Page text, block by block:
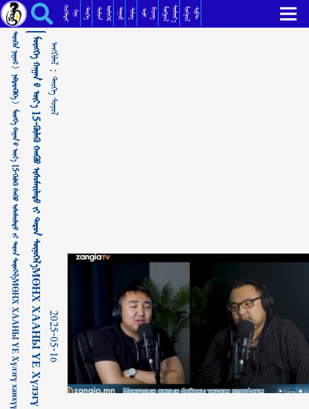
ᠮᠥᠩᠬᠡ ᠬᠠᠭᠠᠨ ᠊ᠤ᠌ ᠦᠶ᠎ᠡ 15-ᠬᠥᠯᠡᠬᠦ ᠬᠠᠨᠬᠦᠦ ᠢᠰᠦᠮᠠᠢᠯᠠᠲᠤ ᠶ᠋ᠢ ᠳᠠᠷᠤᠨ ᠰᠥᠨᠥᠭᠡᠯ᠎ᠡМӨНХ ХААНЫ ҮЕ Хүлэгү ханхүү Исмайлитыг даран сөнөөлөө ᠲᠡᠦᠬᠡ ᠰᠣᠶᠣᠯ ᠬᠡᠦᠬᠡᠯᠳᠡᠢ ᠺᠢᠨᠣ᠋ ᠲᠡᠦᠬᠡ ᠳᠣᠮᠣᠭ ᠥᠯᠢᠭᠡᠷ ᠳᠠᠭᠤᠤ ᠰᠢᠯᠦᠭ ᠲᠣᠯᠢ ᠪᠢᠴᠢᠭ ᠮᠣᠩᠭᠣᠯᠰᠦᠯᠵᠢᠶ᠎ᠡ ᠮᠣᠩᠭᠣᠯᠰᠣᠹᠲ
ᠲᠡᠷᠢᠭᠦᠨ ᠨᠢᠭᠤᠷ >
ᠨᠡᠪᠲᠡᠷᠡᠭᠦᠯᠭᠡ >
ᠮᠥᠩᠬᠡ ᠬᠠᠭᠠᠨ ᠊ᠤ᠌ ᠦᠶ᠎ᠡ 15-ᠬᠥᠯᠡᠬᠦ ᠬᠠᠨᠬᠦᠦ ᠢᠰᠦᠮᠠᠢᠯᠠᠲᠤ ᠶ᠋ᠢ ᠳᠠᠷᠤᠨ ᠰᠥᠨᠥᠭᠡᠯ᠎ᠡМӨНХ ХААНЫ ҮЕ Хүлэгү ханхүү Исмайлитыг даран сөнөөлөө
ᠠᠩᠭᠢᠯᠠᠯ：
ᠲᠡᠦᠬᠡ ᠰᠣᠶᠣᠯ
2025-05-16